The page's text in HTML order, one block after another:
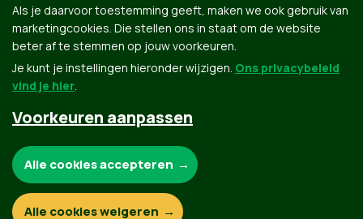
Groen.be
Contact Privacybeleid
Als je daarvoor toestemming geeft, maken we ook gebruik van
marketingcookies. Die stellen ons in staat om de website
beter af te stemmen op jouw voorkeuren.
Je kunt je instellingen hieronder wijzigen. Ons privacybeleid
vind je hier.
Voorkeuren aanpassen
Functionele en analytische cookies:
Alle cookies accepteren
Alle cookies weigeren